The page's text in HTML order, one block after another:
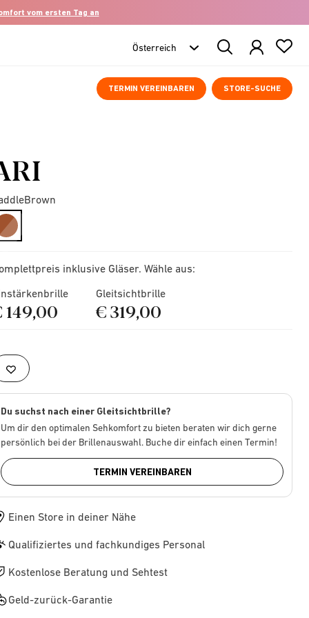
vom ersten Tag an
Search
Products
TERMIN VEREINBAREN STORE-SUCHE
selected
inklusive Gläser. Wähle aus:
149,00
Gleitsichtbrille
€ 319,00
Du suchst nach einer Gleitsichtbrille?
Um dir den optimalen Sehkomfort zu bieten beraten wir dich gerne
persönlich bei der Brillenauswahl. Buche dir einfach einen Termin!
TERMIN VEREINBAREN
Einen Store in deiner Nähe
Qualifiziertes und fachkundiges Personal
Kostenlose Beratung und Sehtest
Geld-zurück-Garantie